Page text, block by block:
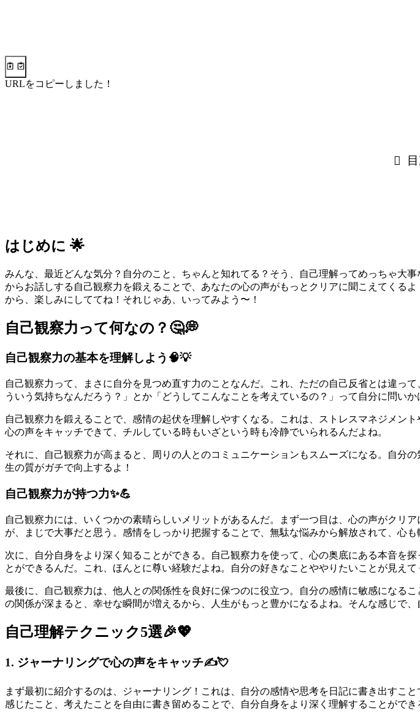
URLをコピーしました！
はじめに 🌟
みんな、最近どんな気分？自分のこと、ちゃんと知れてる？そう、自己理解ってめっちゃ大
からお話しする自己観察力を鍛えることで、あなたの心の声がもっとクリアに聞こえてくる
から、楽しみにしててね！それじゃあ、いってみよう〜！
自己観察力って何なの？🤔💭
自己観察力の基本を理解しよう🧠💡
自己観察力って、まさに自分を見つめ直す力のことなんだ。これ、ただの自己反省とは違っ
ういう気持ちなんだろう？」とか「どうしてこんなことを考えているの？」って自分に問い
自己観察力を鍛えることで、感情の起伏を理解しやすくなる。これは、ストレスマネジメン
心の声をキャッチできて、チルしている時もいざという時も冷静でいられるんだよね。
それに、自己観察力が高まると、周りの人とのコミュニケーションもスムーズになる。自分
生の質がガチで向上するよ！
自己観察力が持つ力✨💪
自己観察力には、いくつかの素晴らしいメリットがあるんだ。まず一つ目は、心の声がクリ
が、まじで大事だと思う。感情をしっかり把握することで、無駄な悩みから解放されて、心も
次に、自分自身をより深く知ることができる。自己観察力を使って、心の奥底にある本音を
とができるんだ。これ、ほんとに尊い経験だよね。自分の好きなことややりたいことが見え
最後に、自己観察力は、他人との関係性を良好に保つのに役立つ。自分の感情に敏感になる
の関係が深まると、幸せな瞬間が増えるから、人生がもっと豊かになるよね。そんな感じで
自己理解テクニック5選🎉💖
1. ジャーナリングで心の声をキャッチ✍️💘
まず最初に紹介するのは、ジャーナリング！これは、自分の感情や思考を日記に書き出すこ
感じたこと、考えたことを自由に書き留めることで、自分自身をより深く理解することができ